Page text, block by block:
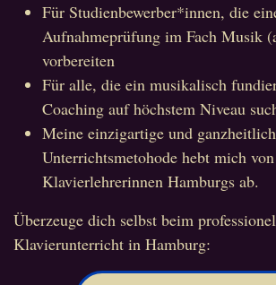
Für Studienbewerber*innen, die
Aufnahmeprüfung im Fach Musik
vorbereiten
Für alle, die ein musikalisch
Coaching auf höchstem Niveau
Meine einzigartige und
Unterrichtsmetohode hebt mich
Klavierlehrerinnen Hamburgs ab.
Überzeuge dich selbst beim
Klavierunterricht in Hamburg: